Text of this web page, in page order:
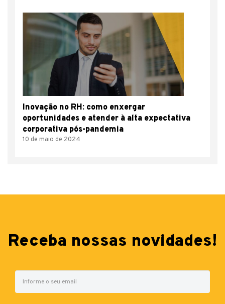
Inovação no RH: como enxergar
oportunidades e atender à alta expectativa
corporativa pós-pandemia
10 de maio de 2024
Receba nossas novidades!